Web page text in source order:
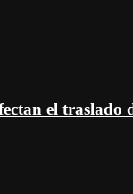
el